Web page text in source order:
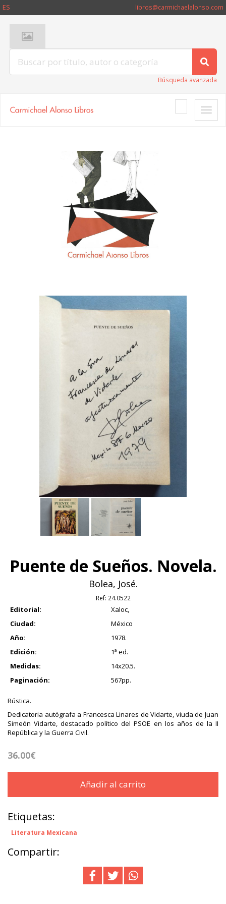
ES libros@carmichaelalonso.com
Búsqueda avanzada
Toggle
Puente de Sueños. Novela.
Bolea, José.
Ref: 24.0522
Editorial:
Xaloc,
Ciudad:
México
Año:
1978.
Edición:
1ª ed.
Medidas:
14x20.5.
Paginación:
567pp.
Rústica.
Dedicatoria autógrafa a Francesca Linares de Vidarte, viuda de Juan
Simeón Vidarte, destacado político del PSOE en los años de la II
República y la Guerra Civil.
36.00€
Añadir al carrito
Etiquetas:
Literatura Mexicana
Compartir: